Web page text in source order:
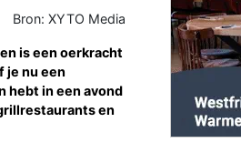
Bron: XYTO Media
is een oerkracht
je nu een
hebt in een avond
en